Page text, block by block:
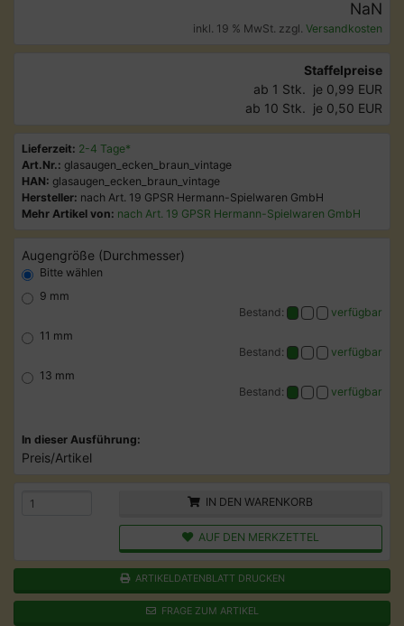
NaN
inkl. 19 % MwSt. zzgl. Versandkosten
Staffelpreise
ab 1 Stk.
je 0,99 EUR
ab 10 Stk.
je 0,50 EUR
Lieferzeit: 2-4 Tage*
Art.Nr.: glasaugen_ecken_braun_vintage
HAN: glasaugen_ecken_braun_vintage
Hersteller: nach Art. 19 GPSR Hermann-Spielwaren GmbH
Mehr Artikel von: nach Art. 19 GPSR Hermann-Spielwaren GmbH
Augengröße (Durchmesser)
Bitte wählen
9 mm
Bestand:
verfügbar
11 mm
Bestand:
verfügbar
13 mm
Bestand:
verfügbar
In dieser Ausführung:
Preis/Artikel
IN DEN WARENKORB
AUF DEN MERKZETTEL
ARTIKELDATENBLATT DRUCKEN
FRAGE ZUM ARTIKEL